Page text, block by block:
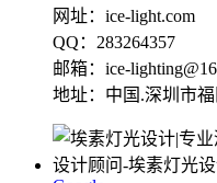
网址：ice-light.com
QQ：283264357
邮箱：ice-
地址：中国.深圳市